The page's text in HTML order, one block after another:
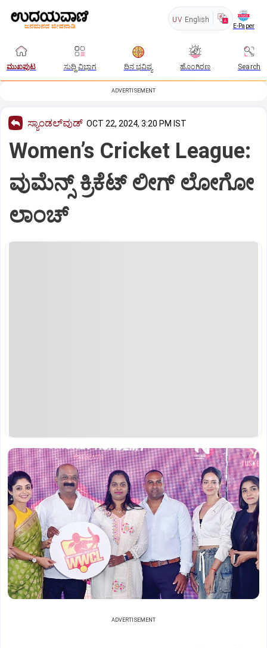
UV English
E-Paper
ಮುಖಪುಟ ಸುದ್ದಿ ವಿಭಾಗ ದಿನ ಭವಿಷ್ಯ ಹೊಂಗಿರಣ Search
ADVERTISEMENT
ಸ್ಯಾಂಡಲ್‌ವುಡ್‌ OCT 22, 2024, 3:20 PM IST
Women’s Cricket League:
ವುಮೆನ್ಸ್‌ ಕ್ರಿಕೆಟ್‌ ಲೀಗ್‌ ಲೋಗೋ
ಲಾಂಚ್‌
ADVERTISEMENT